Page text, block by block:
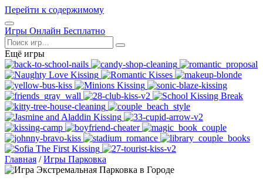
Перейти к содержимому
Открыть
меню
Игры Онлайн Бесплатно
Поиск
Ещё игры
Главная / Игры Парковка